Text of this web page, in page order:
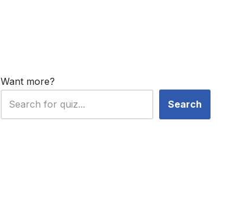
Want more?
Search